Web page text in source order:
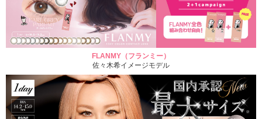
FLANMY（フランミー）
佐々木希イメージモデル